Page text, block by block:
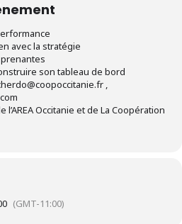
avec la stratégie
son tableau de bord
,
Occitanie et de La Coopération
(GMT-11:00)